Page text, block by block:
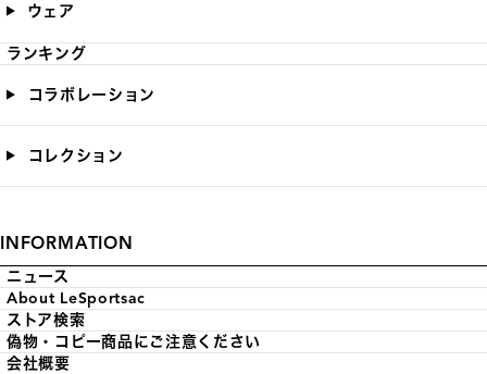
ウェア
ランキング
コラボレーション
コレクション
INFORMATION
ニュース
About LeSportsac
ストア検索
偽物・コピー商品にご注意ください
会社概要